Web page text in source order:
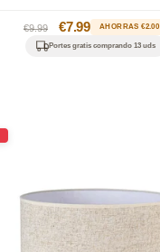
Precio
habitual
€9.99
Precio
oferta
€7.99 AHORRAS €2.00
Portes gratis comprando 13 uds